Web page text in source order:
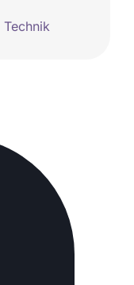
Technik